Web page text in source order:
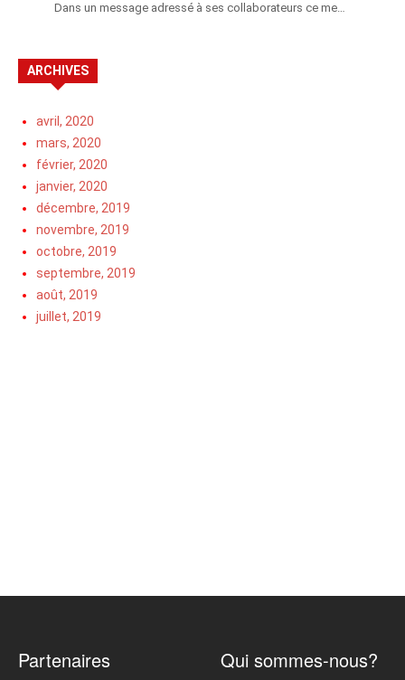
Dans un message adressé à ses collaborateurs ce me…
ARCHIVES
avril, 2020
mars, 2020
février, 2020
janvier, 2020
décembre, 2019
novembre, 2019
octobre, 2019
septembre, 2019
août, 2019
juillet, 2019
Partenaires Qui sommes-nous?